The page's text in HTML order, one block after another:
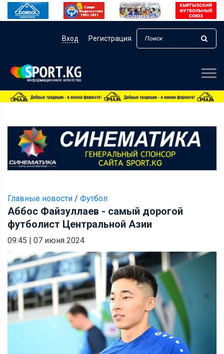
Вход Регистрация
Главные новости / Футбол
Аббос Файзуллаев - самый дорогой
футболист Центральной Азии
09:45 | 07 июня 2024